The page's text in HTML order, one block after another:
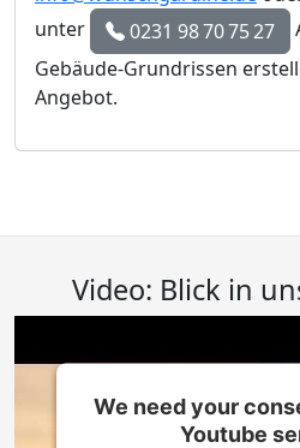
unter
0231 98 70 75 27
Gebäude-Grundrissen
Angebot.
Video: Blick in
We need your
Youtube